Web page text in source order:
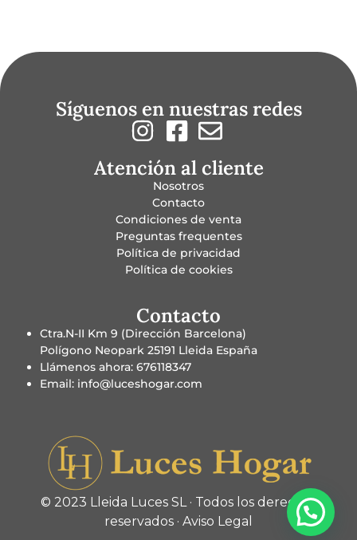
Síguenos en nuestras redes
Atención al cliente
Nosotros
Contacto
Condiciones de venta
Preguntas frequentes
Política de privacidad
Política de cookies
Contacto
Ctra.N-II Km 9 (Dirección Barcelona)
Polígono Neopark 25191 Lleida España
Llámenos ahora: 676118347
Email: info@luceshogar.com
© 2023 Lleida Luces SL · Todos los derechos
reservados · Aviso Legal